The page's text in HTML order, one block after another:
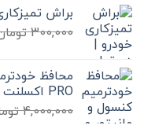
براش
300,000
PRO اکسلنت (37 تکه) (اصلی وارداتی درجه یک)
4,000,000